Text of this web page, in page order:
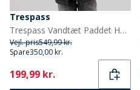
Trespass
Trespass Vandtæt Paddet Hættejakke til Drenge Figo Sort
Vejl. pris549,99 kr.
Spare350,00 kr.
Current
199,99 kr.